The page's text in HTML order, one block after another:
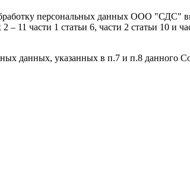
персональных данных ООО "СДС"
11 части 1 статьи 6, части 2 статьи 10 и
данных, указанных в п.7 и п.8 данного